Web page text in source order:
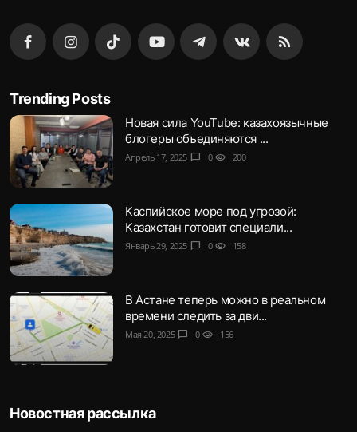
Trending Posts
Новая сила YouTube: казахоязычные
блогеры объединяются ...
Апрель 17, 2025 chat_bubble 0 visibility 200
Каспийское море под угрозой:
Казахстан готовит специали...
Январь 29, 2025 chat_bubble 0 visibility 158
В Астане теперь можно в реальном
времени следить за дви...
Мая 20, 2025 chat_bubble 0 visibility 156
Новостная рассылка